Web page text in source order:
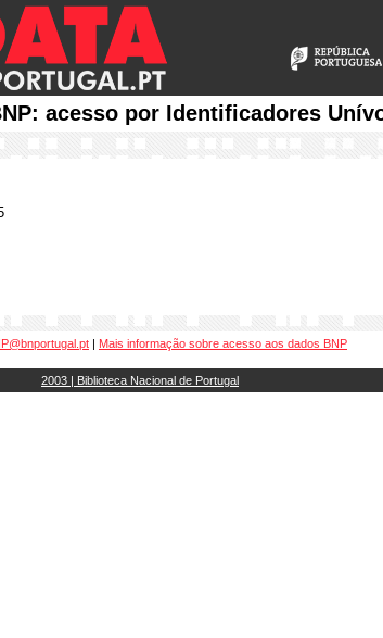
acesso por Identificadores
| Mais informação sobre acesso aos dados BNP
2003 | Biblioteca Nacional de Portugal